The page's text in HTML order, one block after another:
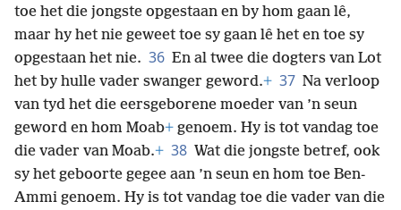
toe het die jongste opgestaan en by hom gaan lê,
maar hy het nie geweet toe sy gaan lê het en toe sy
opgestaan het nie. 36 En al twee die dogters van Lot
het by hulle vader swanger geword.+ 37 Na verloop
van tyd het die eersgeborene moeder van ’n seun
geword en hom Moab+ genoem. Hy is tot vandag toe
die vader van Moab.+ 38 Wat die jongste betref, ook
sy het geboorte gegee aan ’n seun en hom toe Ben-
Ammi genoem. Hy is tot vandag toe die vader van die